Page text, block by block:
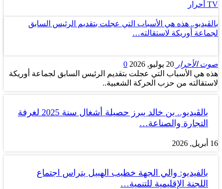
TV أحرار
بالڤيديو.. هذه هي الأسباب التي عجلت بتقديم الرئيس السابق
لجماعة أوريكة لاستقالته…
صوت الأحرار 20 يوليو, 2026
0
هذه هي الأسباب التي عجلت بتقديم الرئيس السابق لجماعة أوريكة
لاستقالته من حزب الحركة الشعبية..
بالڤيديو.. بن خالد يبرز حصيلة أشغال سنة 2025 لغرفة
التجارة والصناعة…
16 أبريل, 2026
بالفيديو: والي الجهة خطيب الهبيل يتراس اجتماع
اللجنة الإقليمية للتنمية…